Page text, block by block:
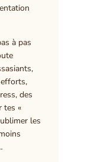
à pas
des
tes «
les